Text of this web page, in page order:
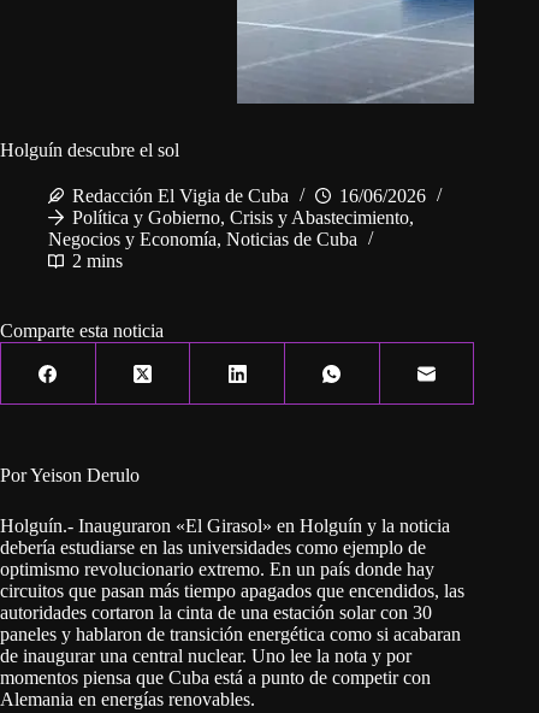
Holguín descubre el sol
Redacción El Vigia de Cuba
16/06/2026
Política y Gobierno, Crisis y Abastecimiento,
Negocios y Economía, Noticias de Cuba
2 mins
Comparte esta noticia
Por Yeison Derulo
Holguín.- Inauguraron «El Girasol» en Holguín y la noticia
debería estudiarse en las universidades como ejemplo de
optimismo revolucionario extremo. En un país donde hay
circuitos que pasan más tiempo apagados que encendidos, las
autoridades cortaron la cinta de una estación solar con 30
paneles y hablaron de transición energética como si acabaran
de inaugurar una central nuclear. Uno lee la nota y por
momentos piensa que Cuba está a punto de competir con
Alemania en energías renovables.